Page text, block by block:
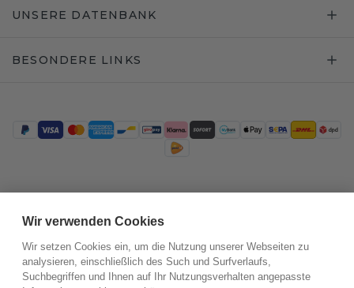
UNSERE DATENBANK
BESONDERE LINKS
Wir verwenden Cookies
Wir setzen Cookies ein, um die Nutzung unserer Webseiten zu
analysieren, einschließlich des Such und Surfverlaufs,
Suchbegriffen und Ihnen auf Ihr Nutzungsverhalten angepasste